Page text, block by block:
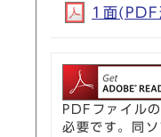
1面
PDFファイル
必要です。同